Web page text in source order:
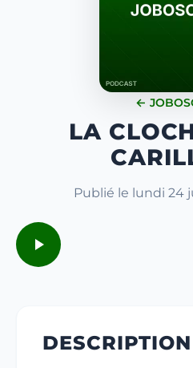
←
LA
Publié le lundi 24
DESCRIPTION